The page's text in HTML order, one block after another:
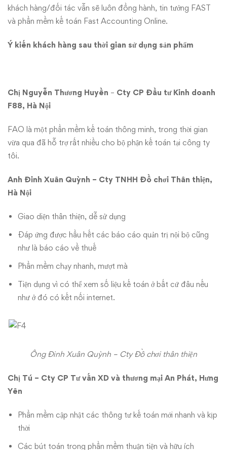
khách hàng/đối tác vẫn sẽ luôn đồng hành, tin tưởng FAST
và phần mềm kế toán Fast Accounting Online.
Ý kiến khách hàng sau thời gian sử dụng sản phẩm
Chị Nguyễn Thương Huyền – Cty CP Đầu tư Kinh doanh
F88, Hà Nội
FAO là một phần mềm kế toán thông minh, trong thời gian
vừa qua đã hỗ trợ rất nhiều cho bộ phận kế toán tại công ty
tôi.
Anh Đinh Xuân Quỳnh – Cty TNHH Đồ chơi Thân thiện,
Hà Nội
Giao diện thân thiện, dễ sử dụng
Đáp ứng được hầu hết các báo cáo quản trị nội bộ cũng
như là báo cáo về thuế
Phần mềm chạy nhanh, mượt mà
Tiện dụng vì có thể xem số liệu kế toán ở bất cứ đâu nếu
như ở đó có kết nối internet.
Ông Đinh Xuân Quỳnh – Cty Đồ chơi thân thiện
Chị Tú – Cty CP Tư vấn XD và thương mại An Phát, Hưng
Yên
Phần mềm cập nhật các thông tư kế toán mới nhanh và kịp
thời
Các bút toán trong phần mềm thuận tiện và hữu ích